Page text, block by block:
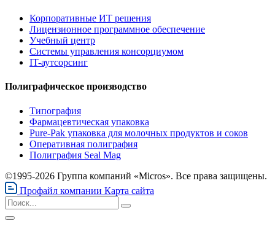
Корпоративные ИТ решения
Лицензионное программное обеспечение
Учебный центр
Системы управления консорциумом
IT-аутсорсинг
Полиграфическое производство
Типография
Фармацевтическая упаковка
Pure-Pak упаковка для молочных продуктов и соков
Оперативная полиграфия
Полиграфия Seal Mag
©1995-2026 Группа компаний «Micros». Все права защищены.
Профайл компании Карта сайта